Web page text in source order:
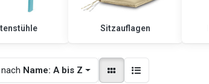
Sitzauflagen
Name: A bis Z